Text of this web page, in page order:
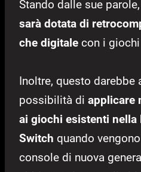
Stando dalle sue parole,
sarà dotata di
che digitale con i giochi
Inoltre, questo
possibilità di applicare
ai giochi esistenti nella
Switch quando
console di nuova